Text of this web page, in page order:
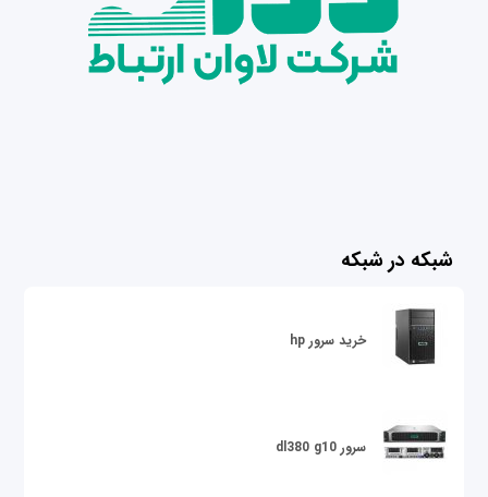
شبکه در شبکه
خرید سرور hp
سرور dl380 g10